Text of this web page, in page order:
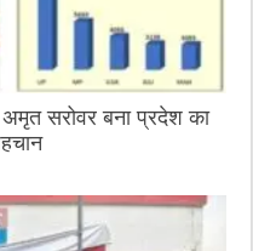
सरोवर बना प्रदेश का